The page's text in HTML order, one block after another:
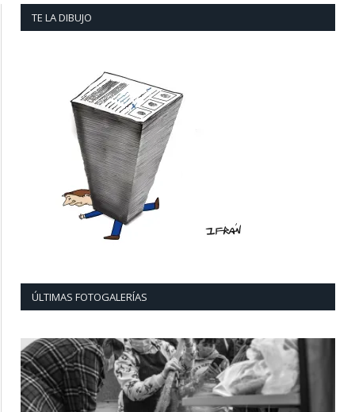
TE LA DIBUJO
ÚLTIMAS FOTOGALERÍAS